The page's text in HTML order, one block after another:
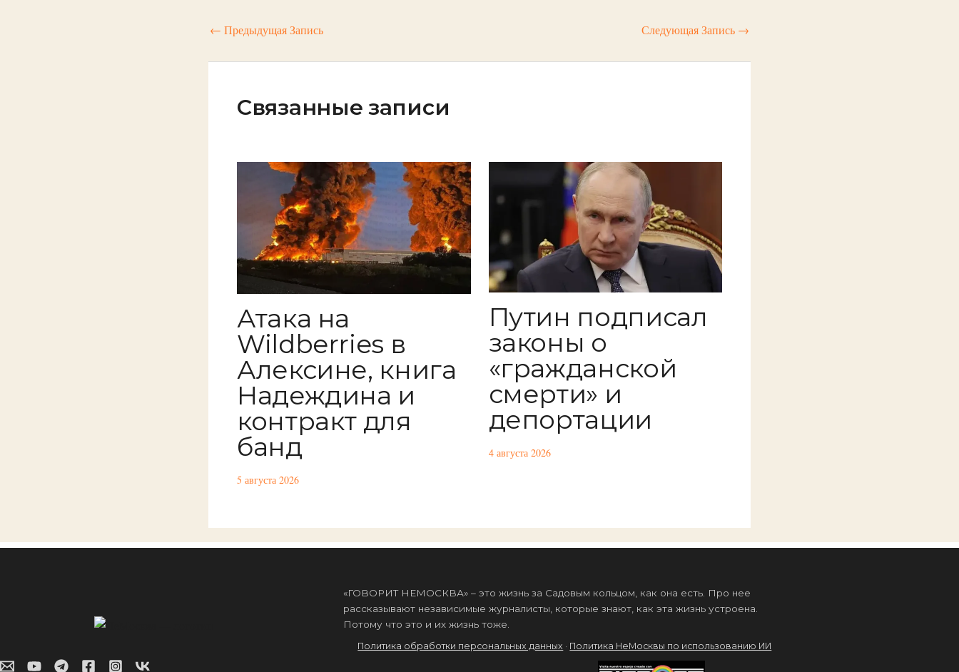
← Предыдущая Запись Следующая Запись →
Связанные записи
Атака на
Wildberries в
Алексине, книга
Надеждина и
контракт для
банд
5 августа 2026
Путин подписал
законы о
«гражданской
смерти» и
депортации
4 августа 2026
«ГОВОРИТ НЕМОСКВА» – это жизнь за Садовым кольцом, как она есть. Про нее
рассказывают независимые журналисты, которые знают, как эта жизнь устроена.
Потому что это и их жизнь тоже.
Политика обработки персональных данных · Политика НеМосквы по использованию ИИ